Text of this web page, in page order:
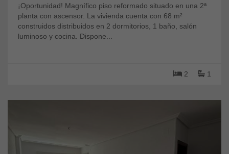
¡Oportunidad! Magnífico piso reformado situado en una 2ª
planta con ascensor. La vivienda cuenta con 68 m²
construidos distribuidos en 2 dormitorios, 1 baño, salón
luminoso y cocina. Dispone...
2 1